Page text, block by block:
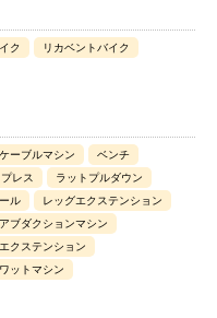
ク
リカベントバイク
ケーブルマシン
ベンチ
レス
ラットプルダウン
ル
レッグエクステンション
アブダクションマシン
クステンション
ットマシン